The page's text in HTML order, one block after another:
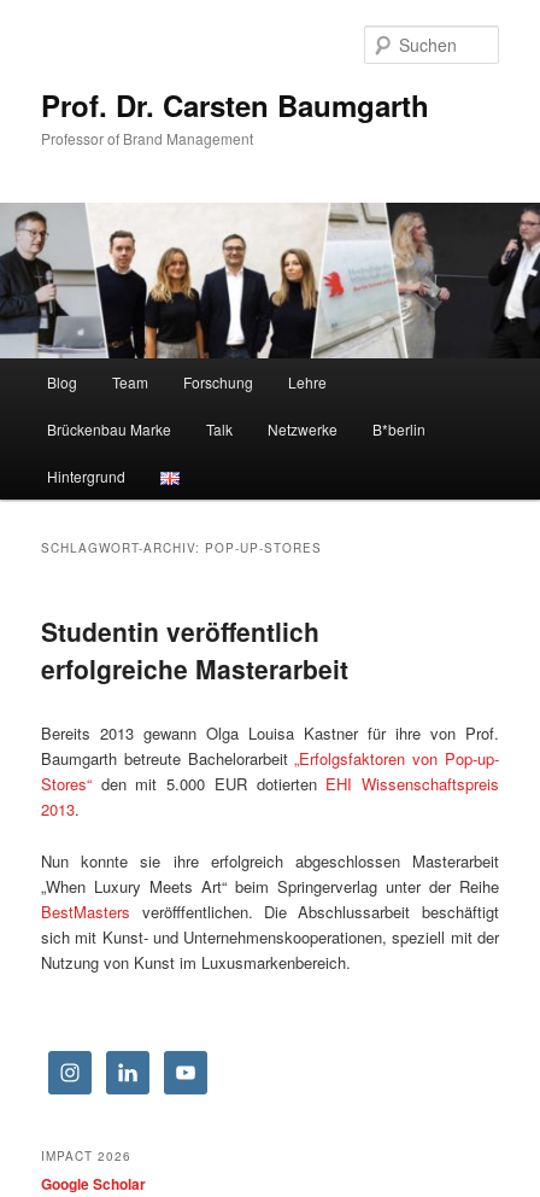
Prof. Dr. Carsten Baumgarth
Professor of Brand Management
Blog Team Forschung Lehre
Brückenbau Marke Talk Netzwerke B*berlin
Hintergrund
SCHLAGWORT-ARCHIV: POP-UP-STORES
Studentin veröffentlich
erfolgreiche Masterarbeit
Bereits 2013 gewann Olga Louisa Kastner für ihre von Prof.
Baumgarth betreute Bachelorarbeit„Erfolgsfaktoren von Pop-up-
Stores“ den mit 5.000 EUR dotierten EHI Wissenschaftspreis
2013.
Nun konnte sie ihre erfolgreich abgeschlossen Masterarbeit
„When Luxury Meets Art“ beim Springerverlag unter der Reihe
BestMasters veröfffentlichen. Die Abschlussarbeit beschäftigt
sich mit Kunst- und Unternehmenskooperationen, speziell mit der
Nutzung von Kunst im Luxusmarkenbereich.
IMPACT 2026
Google Scholar